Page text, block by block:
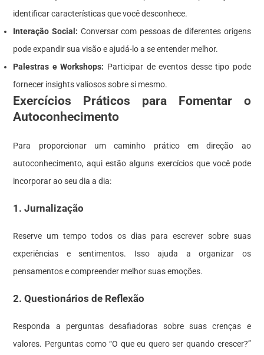
identificar características que você desconhece.
Interação Social: Conversar com pessoas de diferentes origens
pode expandir sua visão e ajudá-lo a se entender melhor.
Palestras e Workshops: Participar de eventos desse tipo pode
fornecer insights valiosos sobre si mesmo.
Exercícios Práticos para Fomentar o
Autoconhecimento
Para proporcionar um caminho prático em direção ao
autoconhecimento, aqui estão alguns exercícios que você pode
incorporar ao seu dia a dia:
1. Jurnalização
Reserve um tempo todos os dias para escrever sobre suas
experiências e sentimentos. Isso ajuda a organizar os
pensamentos e compreender melhor suas emoções.
2. Questionários de Reflexão
Responda a perguntas desafiadoras sobre suas crenças e
valores. Perguntas como “O que eu quero ser quando crescer?”